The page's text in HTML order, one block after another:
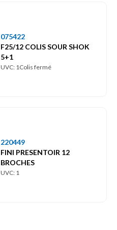
075422
F25/12 COLIS SOUR SHOK
5+1
UVC: 1Colis fermé
220449
FINI PRESENTOIR 12
BROCHES
UVC: 1